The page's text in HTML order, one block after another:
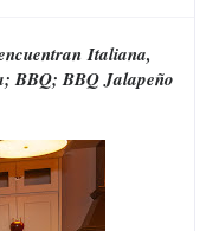
Italiana,
BBQ; BBQ Jalapeño